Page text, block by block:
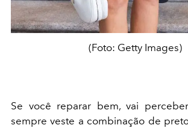
(Foto: Getty Images)
Se você reparar bem, vai
sempre veste a combinação de